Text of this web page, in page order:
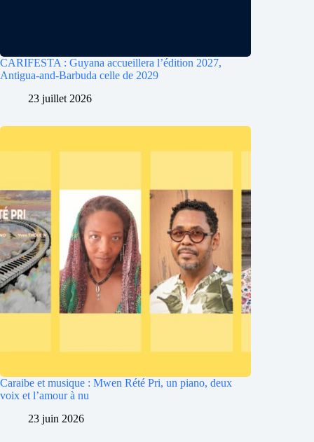
CARIFESTA : Guyana accueillera l’édition 2027,
Antigua-and-Barbuda celle de 2029
23 juillet 2026
Caraibe et musique : Mwen Rété Pri, un piano, deux
voix et l’amour à nu
23 juin 2026